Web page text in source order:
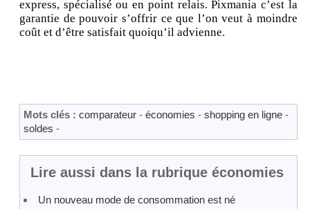
express, spécialisé ou en point relais. Pixmania c’est la
garantie de pouvoir s’offrir ce que l’on veut à moindre
coût et d’être satisfait quoiqu’il advienne.
Mots clés : comparateur - économies - shopping en ligne -
soldes -
Lire aussi dans la rubrique économies
Un nouveau mode de consommation est né